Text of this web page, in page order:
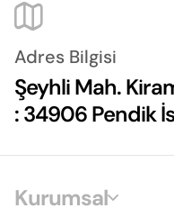
Adres Bilgisi
Şeyhli Mah.
: 34906 Pendik
Kurumsal